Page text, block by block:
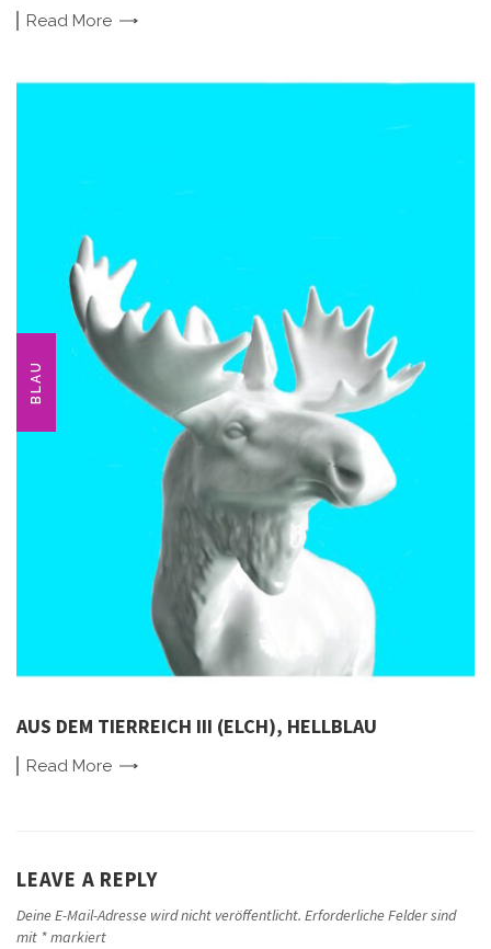
Read More
BLAU
AUS DEM TIERREICH III (ELCH), HELLBLAU
Read More
LEAVE A REPLY
Deine E-Mail-Adresse wird nicht veröffentlicht. Erforderliche Felder sind
mit *markiert